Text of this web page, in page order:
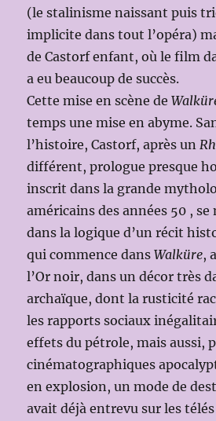
(le stalinisme naissant puis
implicite dans tout l’opéra)
de Castorf enfant, où le film
a eu beaucoup de succès.
Cette mise en scène de
temps une mise en abyme.
l’histoire, Castorf, après un
différent, prologue presque
inscrit dans la grande
américains des années 50 ,
dans la logique d’un récit
qui commence dansWalküre,
l’Or noir, dans un décor très
archaïque, dont la rusticité
les rapports sociaux
effets du pétrole, mais aussi,
cinématographiques
en explosion, un mode de
avait déjà entrevu sur les